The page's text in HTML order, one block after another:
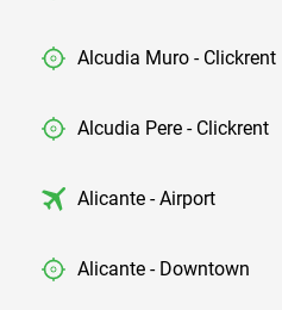
Alcudia Muro - Clickrent
Alcudia Pere - Clickrent
Alicante - Airport
Alicante - Downtown